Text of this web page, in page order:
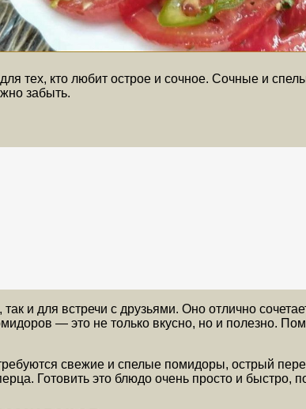
тех, кто любит острое и сочное. Сочные и
забыть.
и для встречи с друзьями. Оно отлично
— это не только вкусно, но и полезно.
свежие и спелые помидоры, острый
Готовить это блюдо очень просто и быстро,